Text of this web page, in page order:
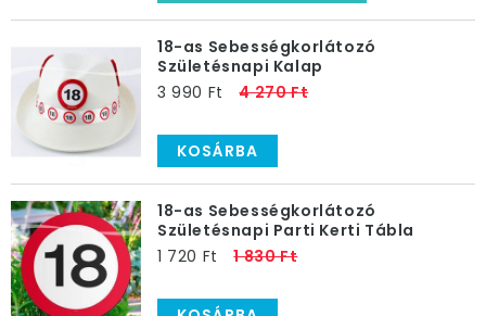
18-as Sebességkorlátozó
Születésnapi Kalap
3 990 Ft
4 270 Ft
KOSÁRBA
18-as Sebességkorlátozó
Születésnapi Parti Kerti Tábla
1 720 Ft
1 830 Ft